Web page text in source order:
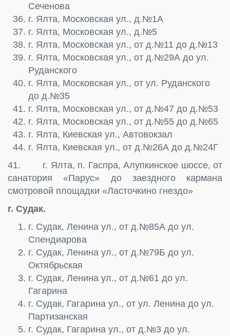
Сеченова
г. Ялта, Московская ул., д.№1А
г. Ялта, Московская ул., д.№5
г. Ялта, Московская ул., от д.№11 до д.№13
г. Ялта, Московская ул., от д.№29А до ул.
Руданского
г. Ялта, Московская ул., от ул. Руданского
до д.№35
г. Ялта, Московская ул., от д.№47 до д.№53
г. Ялта, Московская ул., от д.№55 до д.№65
г. Ялта, Киевская ул., Автовокзал
г. Ялта, Киевская ул., от д.№26А до д.№24Г
41. г. Ялта, п. Гаспра, Алупкинское шоссе, от
санатория «Парус» до заездного кармана
смотровой площадки «Ласточкино гнездо»
г. Судак.
г. Судак, Ленина ул., от д.№85А до ул.
Спендиарова
г. Судак, Ленина ул., от д.№79Б до ул.
Октябрьская
г. Судак, Ленина ул., от д.№61 до ул.
Гагарина
г. Судак, Гагарина ул., от ул. Ленина до ул.
Партизанская
г. Судак, Гагарина ул., от д.№3 до ул.